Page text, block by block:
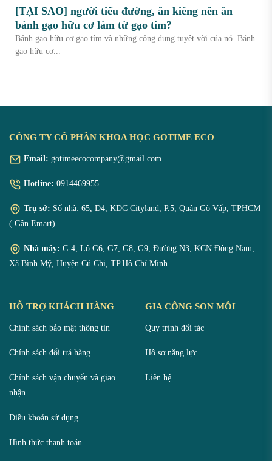
[TẠI SAO] người tiểu đường, ăn kiêng nên ăn
bánh gạo hữu cơ làm từ gạo tím?
Bánh gạo hữu cơ gạo tím và những công dụng tuyệt vời của nó. Bánh
gạo hữu cơ...
CÔNG TY CỔ PHẦN KHOA HỌC GOTIME ECO
Email: gotimeecocompany@gmail.com
Hotline: 0914469955
Trụ sở: Số nhà: 65, D4, KDC Cityland, P.5, Quận Gò Vấp, TPHCM
( Gần Emart)
Nhà máy: C-4, Lô G6, G7, G8, G9, Đường N3, KCN Đông Nam,
Xã Bình Mỹ, Huyện Củ Chi, TP.Hồ Chí Minh
HỖ TRỢ KHÁCH HÀNG
Chính sách bảo mật thông tin
Chính sách đổi trả hàng
Chính sách vận chuyển và giao
nhận
Điều khoản sử dụng
Hình thức thanh toán
GIA CÔNG SON MÔI
Quy trình đối tác
Hồ sơ năng lực
Liên hệ